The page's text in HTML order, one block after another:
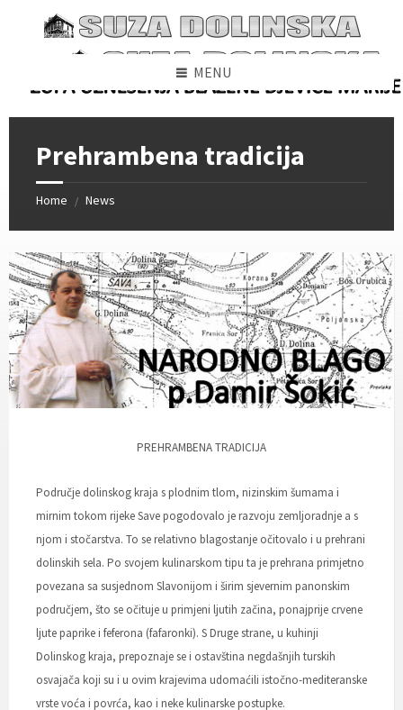
content
MENU
Prehrambena tradicija
Home / News
PREHRAMBENA TRADICIJA
Područje dolinskog kraja s plodnim tlom, nizinskim šumama i
mirnim tokom rijeke Save pogodovalo je razvoju zemljoradnje a s
njom i stočarstva. To se relativno blagostanje očitovalo i u prehrani
dolinskih sela. Po svojem kulinarskom tipu ta je prehrana primjetno
povezana sa susjednom Slavonijom i širim sjevernim panonskim
područjem, što se očituje u primjeni ljutih začina, ponajprije crvene
ljute paprike i feferona (fafaronki). S Druge strane, u kuhinji
Dolinskog kraja, prepoznaje se i ostavština negdašnjih turskih
osvajača koji su i u ovim krajevima udomaćili istočno-mediteranske
vrste voća i povrća, kao i neke kulinarske postupke.